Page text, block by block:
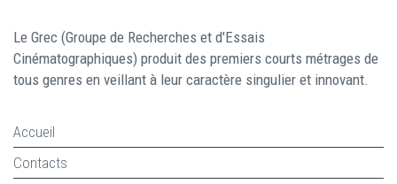
Le Grec (Groupe de Recherches et d'Essais
Cinématographiques) produit des premiers courts métrages de
tous genres en veillant à leur caractère singulier et innovant.
Accueil
Contacts